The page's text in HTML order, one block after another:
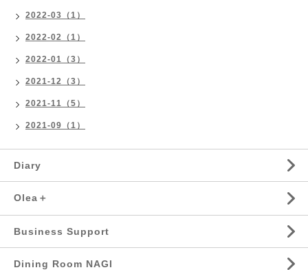
2022-03（1）
2022-02（1）
2022-01（3）
2021-12（3）
2021-11（5）
2021-09（1）
Diary
Olea＋
Business Support
Dining Room NAGI